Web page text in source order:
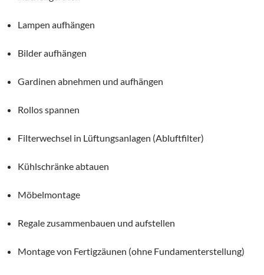
Lampen aufhängen
Bilder aufhängen
Gardinen abnehmen und aufhängen
Rollos spannen
Filterwechsel in Lüftungsanlagen (Abluftfilter)
Kühlschränke abtauen
Möbelmontage
Regale zusammenbauen und aufstellen
Montage von Fertigzäunen (ohne Fundamenterstellung)